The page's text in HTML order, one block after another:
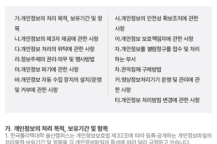
가.개인정보의 처리 목적, 보유기간 및 항
목
나.개인정보의 제3자 제공에 관한 사항
다.개인정보 처리의 위탁에 관한 사항
라.정보주체의 권리·의무 및 행사방법
마.개인정보 파기에 관한 사항
바.개인정보 자동 수집 장치의 설치/운영
및 거부에 관한 사항
사.개인정보의 안전성 확보조치에 관한
사항
아.개인정보 보호책임자에 관한 사항
자.개인정보를 열람청구를 접수 및 처리
하는 부서
차.권익침해 구제방법
카.영상정보처리기기 운영 및 관리에 관
한 사항
타.개인정보 처리방침 변경에 관한 사항
가. 개인정보의 처리 목적, 보유기간 및 항목
1. 한국폴리텍대학 울산캠퍼스는 개인정보보호법 제32조에 따라 등록·공개하는 개인정보파일의
처리목적·보유기간 및 항목을 각 개인정보파일의 특성에 따라 달리 규정하고 있습니다.